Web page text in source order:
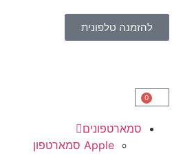
0
להזמנה טלפונית
סמארטפונים
Apple סמארטפון